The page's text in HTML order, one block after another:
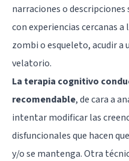
narraciones o
con experiencias cercanas
zombi o esqueleto, acudir a
velatorio.
La terapia cognitivo
recomendable, de cara a
intentar modificar las
disfuncionales que hacen
y/o se mantenga. Otra